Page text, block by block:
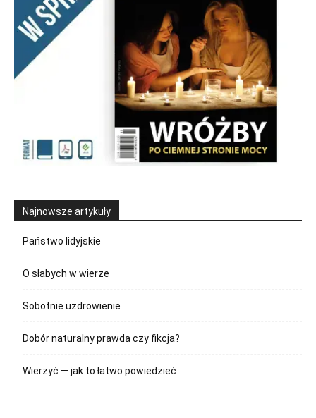
Najnowsze artykuły
Państwo lidyjskie
O słabych w wierze
Sobotnie uzdrowienie
Dobór naturalny prawda czy fikcja?
Wierzyć — jak to łatwo powiedzieć